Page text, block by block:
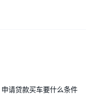
申请贷款买车要什么条件